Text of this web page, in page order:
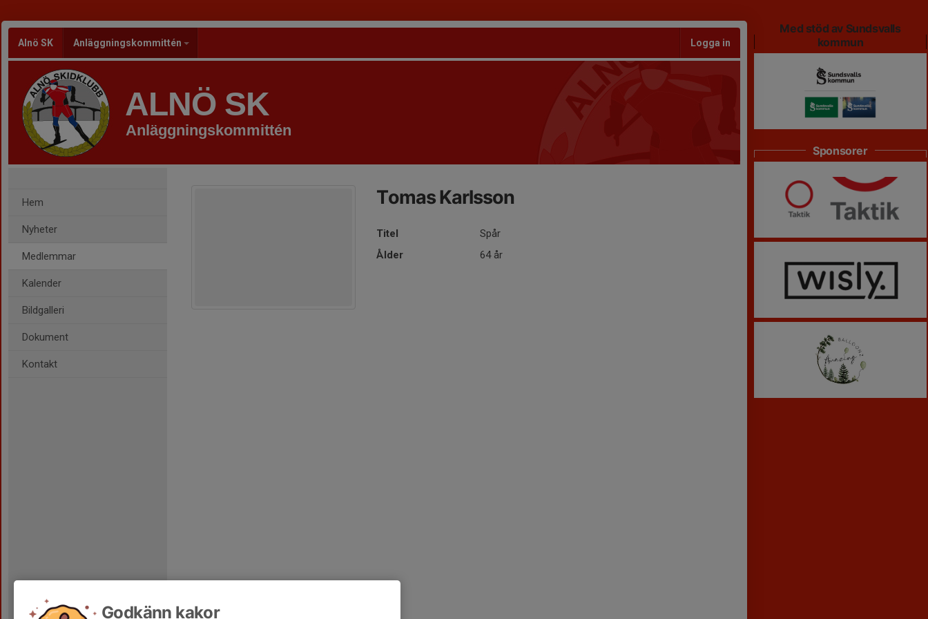
Alnö SK Anläggningskommittén Logga in
ALNÖ SK
Anläggningskommittén
Hem
Nyheter
Medlemmar
Kalender
Bildgalleri
Dokument
Kontakt
Tomas Karlsson
Titel
Spår
Ålder
64 år
Med stöd av Sundsvalls
kommun
Sponsorer
Godkänn kakor